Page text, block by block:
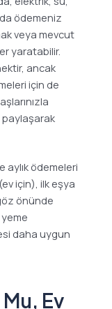
ödemeniz
veya mevcut
yaratabilir.
ancak
için de
paylaşarak
aylık ödemeleri
için), ilk eşya
önünde
daha uygun
Ev